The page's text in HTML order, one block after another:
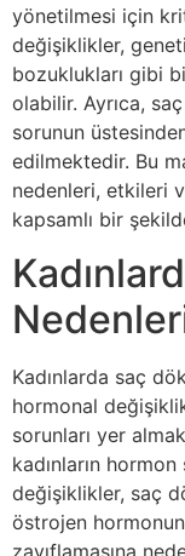
yönetilmesi için
değişiklikler,
bozuklukları gibi
olabilir. Ayrıca,
sorunun
edilmektedir. Bu
nedenleri, etkileri
kapsamlı bir
Kadınlarda saç
hormonal
sorunları yer
kadınların
değişiklikler, saç
östrojen